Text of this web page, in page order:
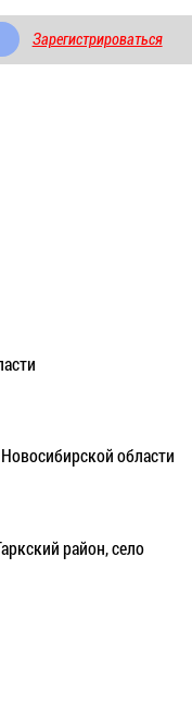
Зарегистрироваться
области
район, село